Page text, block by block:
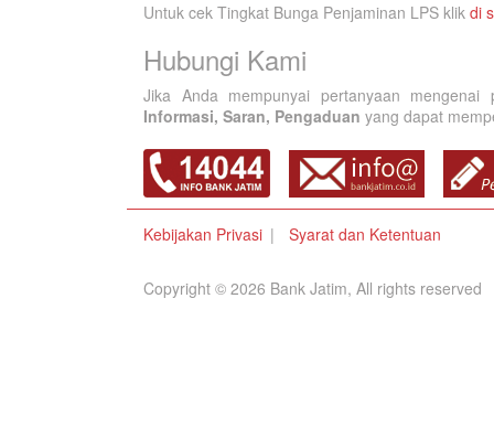
Untuk cek Tingkat Bunga Penjaminan LPS klik di
Hubungi Kami
Jika Anda mempunyai pertanyaan
Informasi, Saran, Pengaduan yang dapat
Kebijakan Privasi Syarat dan Ketentuan
Copyright © 2026 Bank Jatim, All rights reserved